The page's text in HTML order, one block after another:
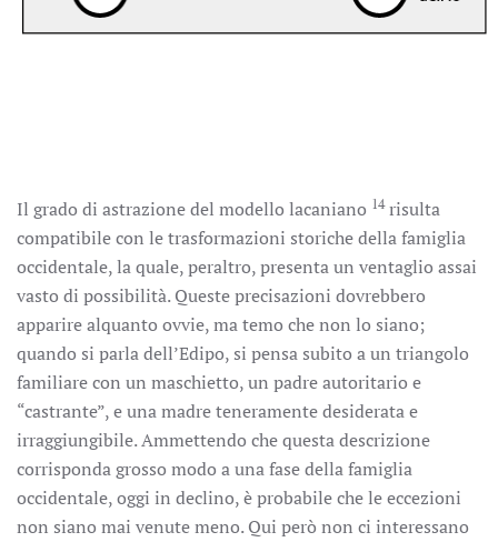
Il grado di astrazione del modello lacaniano 14risulta
compatibile con le trasformazioni storiche della famiglia
occidentale, la quale, peraltro, presenta un ventaglio assai
vasto di possibilità. Queste precisazioni dovrebbero
apparire alquanto ovvie, ma temo che non lo siano;
quando si parla dell’Edipo, si pensa subito a un triangolo
familiare con un maschietto, un padre autoritario e
“castrante”, e una madre teneramente desiderata e
irraggiungibile. Ammettendo che questa descrizione
corrisponda grosso modo a una fase della famiglia
occidentale, oggi in declino, è probabile che le eccezioni
non siano mai venute meno. Qui però non ci interessano